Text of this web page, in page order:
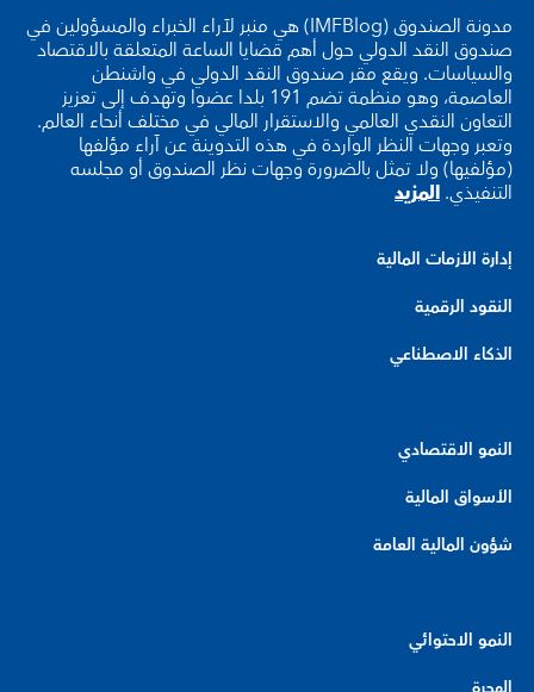
مدونة الصندوق (IMFBlog) هي منبر لآراء الخبراء والمسؤولين في
صندوق النقد الدولي حول أهم قضايا الساعة المتعلقة بالاقتصاد
والسياسات. ويقع مقر صندوق النقد الدولي في واشنطن
العاصمة، وهو منظمة تضم 191 بلدا عضوا وتهدف إلى تعزيز
التعاون النقدي العالمي والاستقرار المالي في مختلف أنحاء العالم.
وتعبر وجهات النظر الواردة في هذه التدوينة عن آراء مؤلفها
(مؤلفيها) ولا تمثل بالضرورة وجهات نظر الصندوق أو مجلسه
التنفيذي.المزيد
إدارة الأزمات المالية
النقود الرقمية
الذكاء الاصطناعي
النمو الاقتصادي
الأسواق المالية
شؤون المالية العامة
النمو الاحتوائي